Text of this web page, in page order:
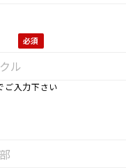
ご入力下さい